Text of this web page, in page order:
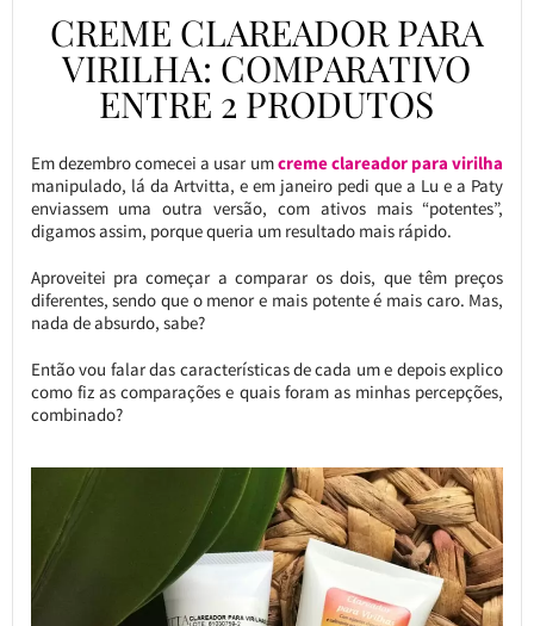
CREME CLAREADOR PARA
VIRILHA: COMPARATIVO
ENTRE 2 PRODUTOS
Em dezembro comecei a usar umcreme clareador para virilha
manipulado, lá da Artvitta, e em janeiro pedi que a Lu e a Paty
enviassem uma outra versão, com ativos mais “potentes”,
digamos assim, porque queria um resultado mais rápido.
Aproveitei pra começar a comparar os dois, que têm preços
diferentes, sendo que o menor e mais potente é mais caro. Mas,
nada de absurdo, sabe?
Então vou falar das características de cada um e depois explico
como fiz as comparações e quais foram as minhas percepções,
combinado?